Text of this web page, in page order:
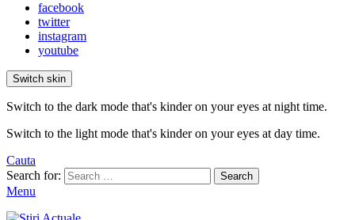
facebook
twitter
instagram
youtube
Switch skin
Switch to the dark mode that's kinder on your eyes at night time.
Switch to the light mode that's kinder on your eyes at day time.
Cauta
Search for:
Search
Menu